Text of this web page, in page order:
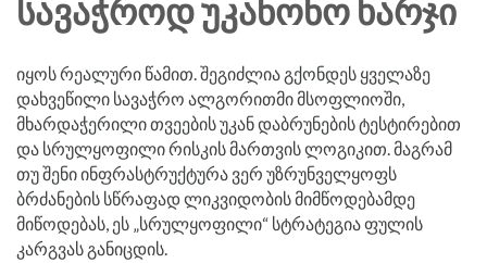
ᲡᲐᲕᲐᲭᲠᲝᲓ ᲣᲙᲐᲜᲝᲜᲝ ᲮᲐᲠᲯᲘ
იყოს რეალური წამით. შეგიძლია გქონდეს ყველაზე
დახვეწილი სავაჭრო ალგორითმი მსოფლიოში,
მხარდაჭერილი თვეების უკან დაბრუნების ტესტირებით
და სრულყოფილი რისკის მართვის ლოგიკით. მაგრამ
თუ შენი ინფრასტრუქტურა ვერ უზრუნველყოფს
ბრძანების სწრაფად ლიკვიდობის მიმწოდებამდე
მიწოდებას, ეს „სრულყოფილი“ სტრატეგია ფულის
კარგვას განიცდის.